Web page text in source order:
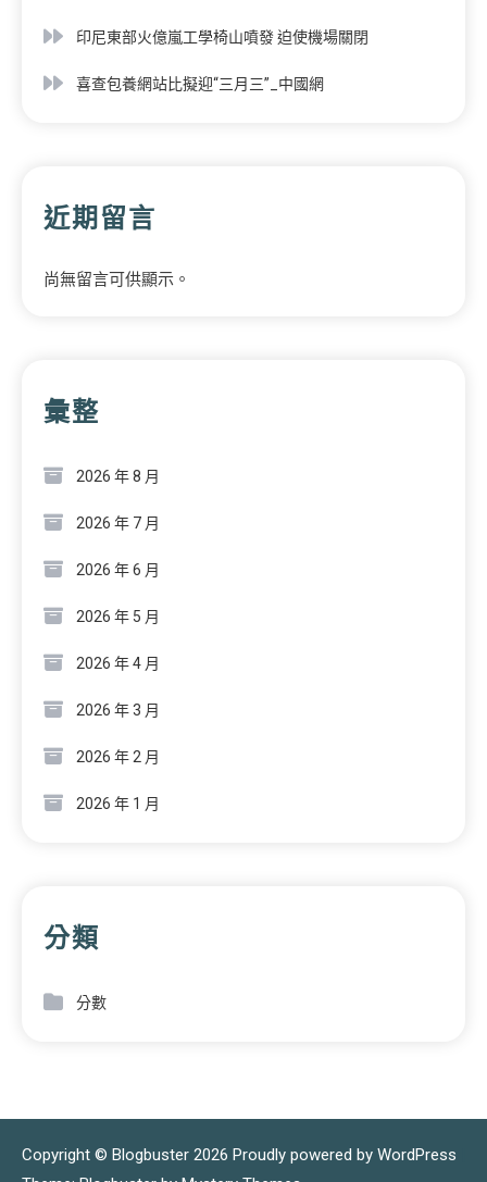
印尼東部火億嵐工學椅山噴發 迫使機場關閉
喜查包養網站比擬迎“三月三”_中國網
近期留言
尚無留言可供顯示。
彙整
2026 年 8 月
2026 年 7 月
2026 年 6 月
2026 年 5 月
2026 年 4 月
2026 年 3 月
2026 年 2 月
2026 年 1 月
分類
分數
Copyright © Blogbuster 2026 Proudly powered by WordPress